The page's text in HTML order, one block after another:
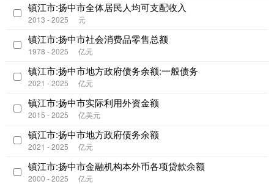
镇江市:扬中市全体居民人均可支配收入
2013 - 2025 元
镇江市:扬中市社会消费品零售总额
1978 - 2025 亿元
镇江市:扬中市地方政府债务余额:一般债务
2021 - 2025 亿元
镇江市:扬中市实际利用外资金额
2015 - 2025 亿美元
镇江市:扬中市地方政府债务余额
2021 - 2025 亿元
镇江市:扬中市金融机构本外币各项贷款余额
2000 - 2025 亿元